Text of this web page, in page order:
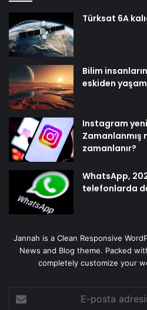
Türksat 6A
Bilim
eskiden yaşam
Instagram
Zamanlanmış
zamanlanır?
WhatsApp,
telefonlarda
Jannah is a Clean Responsive
News and Blog theme. Packed
completely customize your
posta